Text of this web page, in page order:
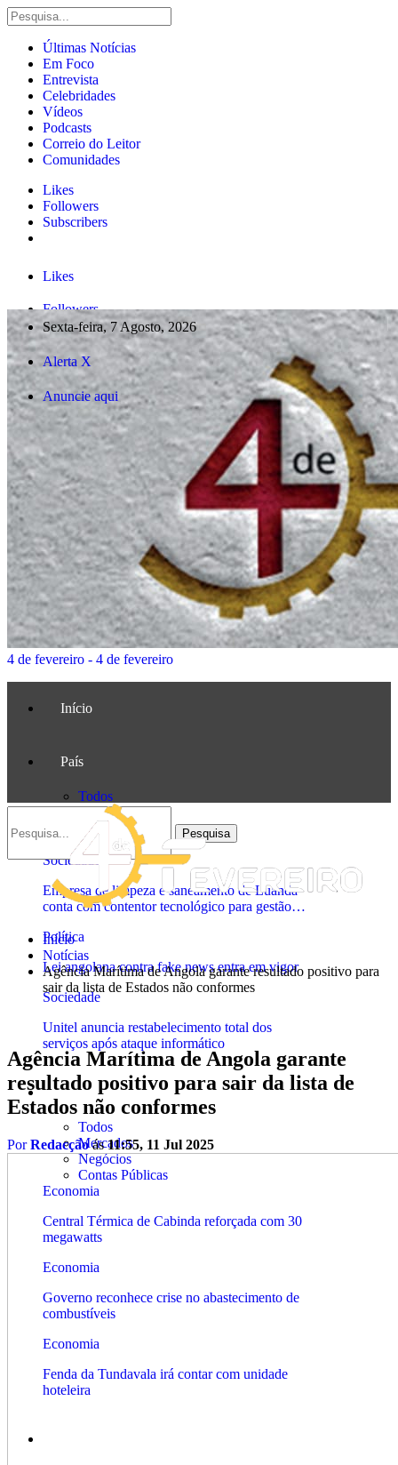
Últimas Notícias
Em Foco
Entrevista
Celebridades
Vídeos
Podcasts
Correio do Leitor
Comunidades
Likes
Followers
Subscribers
Likes
Followers
Subscribers
Followers
Sexta-feira, 7 Agosto, 2026
Alerta X
Anuncie aqui
4 de fevereiro - 4 de fevereiro
Início
País
Todos
Justiça
Política
Sociedade
Sociedade
Empresa de limpeza e saneamento de Luanda
conta com contentor tecnológico para gestão…
Política
Lei angolana contra fake news entra em vigor
Sociedade
Unitel anuncia restabelecimento total dos
serviços após ataque informático
Economia
Todos
Mercados
Negócios
Contas Públicas
Economia
Central Térmica de Cabinda reforçada com 30
megawatts
Economia
Governo reconhece crise no abastecimento de
combustíveis
Economia
Fenda da Tundavala irá contar com unidade
hoteleira
Início
Notícias
Agência Marítima de Angola garante resultado positivo para
sair da lista de Estados não conformes
Agência Marítima de Angola garante
resultado positivo para sair da lista de
Estados não conformes
PorRedacção ás11:55, 11 Jul 2025